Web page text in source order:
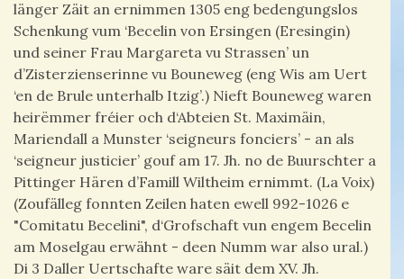
länger Zäit an ernimmen 1305 eng bedengungslos
Schenkung vum ‘Becelin von Ersingen (Eresingin)
und seiner Frau Margareta vu Strassen’ un
d’Zisterzienserinne vu Bouneweg (eng Wis am Uert
‘en de Brule unterhalb Itzig’.) Nieft Bouneweg waren
heirëmmer fréier och d‘Abteien St. Maximäin,
Mariendall a Munster ‘seigneurs fonciers’ - an als
‘seigneur justicier’ gouf am 17. Jh. no de Buurschter a
Pittinger Hären d’Famill Wiltheim ernimmt. (La Voix)
(Zoufälleg fonnten Zeilen haten ewell 992-1026 e
"Comitatu Becelini", d‘Grofschaft vun engem Becelin
am Moselgau erwähnt - deen Numm war also ural.)
Di 3 Daller Uertschafte ware säit dem XV. Jh.